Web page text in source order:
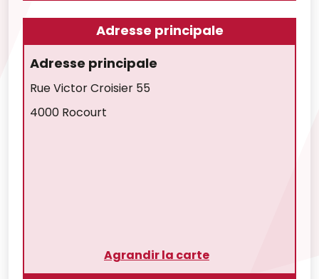
Adresse principale
Adresse principale
Rue Victor Croisier 55
4000 Rocourt
Agrandir la carte